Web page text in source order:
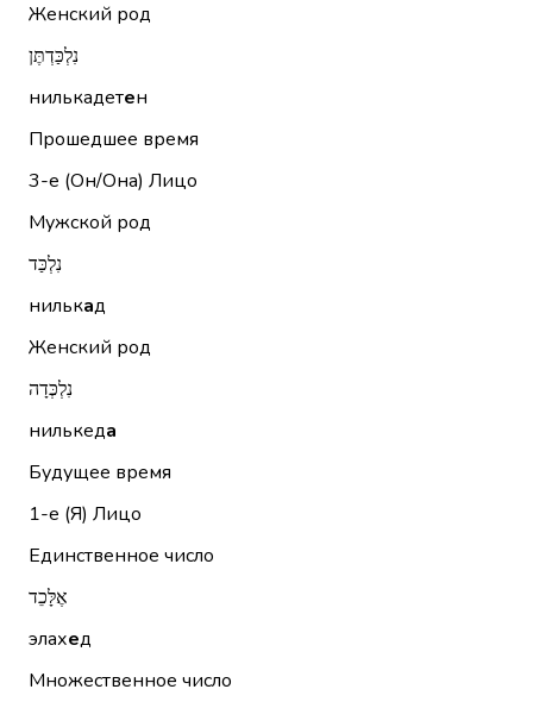
Женский род
נִלְכַּדְתֶּן
нилькадетен
Прошедшее время
3-е (Он/Она) Лицо
Мужской род
נִלְכַּד
нилькад
Женский род
נִלְכְּדָה
нилькеда
Будущее время
1-е (Я) Лицо
Единственное число
אֶלָּכֵד
элахед
Множественное число